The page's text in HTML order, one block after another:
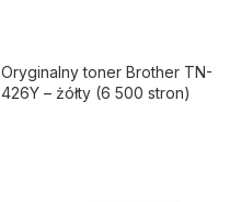
Oryginalny toner Brother TN-
426Y – żółty (6 500 stron)